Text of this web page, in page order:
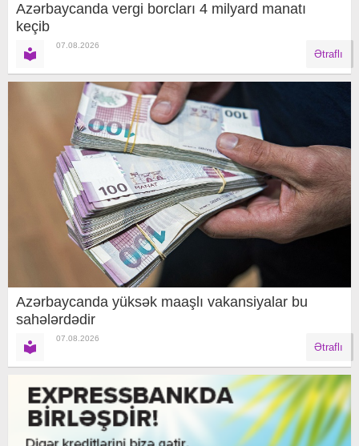
Azərbaycanda vergi borcları 4 milyard manatı
keçib
07.08.2026
Ətraflı
Azərbaycanda yüksək maaşlı vakansiyalar bu
sahələrdədir
07.08.2026
Ətraflı